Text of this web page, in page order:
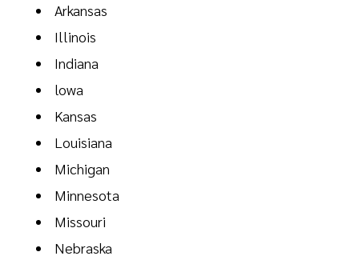
Arkansas
Illinois
Indiana
lowa
Kansas
Louisiana
Michigan
Minnesota
Missouri
Nebraska